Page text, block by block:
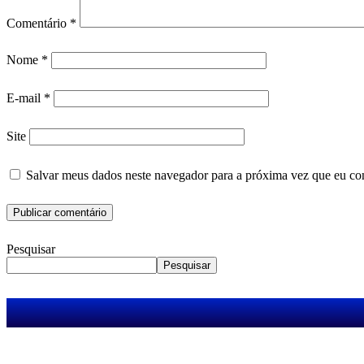
Comentário *
Nome *
E-mail *
Site
Salvar meus dados neste navegador para a próxima vez que eu
Pesquisar
Pesquisar